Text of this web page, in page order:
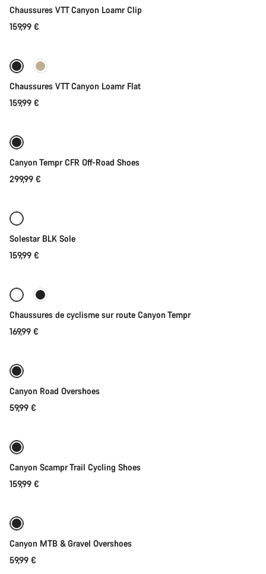
Chaussures VTT Canyon Loamr Clip
159,99 €
Nouveau
Chaussures VTT Canyon Loamr Flat
159,99 €
Canyon Tempr CFR Off-Road Shoes
299,99 €
Solestar BLK Sole
159,99 €
Nouvelles disponibilités
Chaussures de cyclisme sur route Canyon Tempr
169,99 €
Canyon Road Overshoes
59,99 €
Canyon Scampr Trail Cycling Shoes
159,99 €
Canyon MTB & Gravel Overshoes
59,99 €